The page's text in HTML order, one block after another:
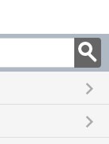
keyboard_arrow_right
keyboard_arrow_right